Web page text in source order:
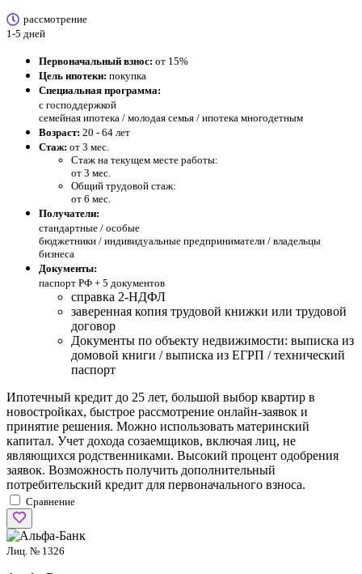
рассмотрение
1-5 дней
Первоначальный взнос: от 15%
Цель ипотеки: покупка
Специальная программа:
с господдержкой
семейная ипотека / молодая семья / ипотека многодетным
Возраст: 20 - 64 лет
Стаж: от 3 мес.
Стаж на текущем месте работы:
от 3 мес.
Общий трудовой стаж:
от 6 мес.
Получатели:
стандартные / особые
бюджетники / индивидуальные предприниматели / владельцы
бизнеса
Документы:
паспорт РФ + 5 документов
справка 2-НДФЛ
заверенная копия трудовой книжки или трудовой
договор
Документы по объекту недвижимости: выписка из
домовой книги / выписка из ЕГРП / технический
паспорт
Ипотечный кредит до 25 лет, большой выбор квартир в
новостройках, быстрое рассмотрение онлайн-заявок и
принятие решения. Можно использовать материнский
капитал. Учет дохода созаемщиков, включая лиц, не
являющихся родственниками. Высокий процент одобрения
заявок. Возможность получить дополнительный
потребительский кредит для первоначального взноса.
Сравнение
Лиц. № 1326